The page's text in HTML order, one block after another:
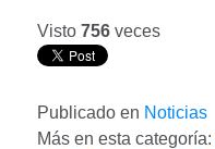
Visto 756 veces
Publicado en Noticias
Más en esta categoría: